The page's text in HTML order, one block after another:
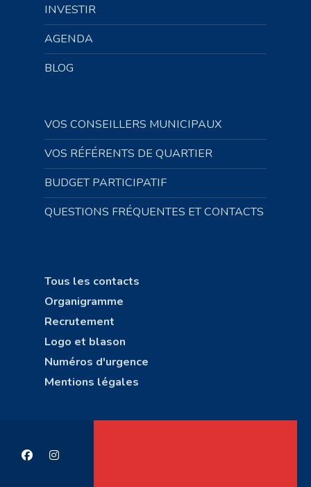
INVESTIR
AGENDA
BLOG
VOS CONSEILLERS MUNICIPAUX
VOS RÉFÉRENTS DE QUARTIER
BUDGET PARTICIPATIF
QUESTIONS FRÉQUENTES ET CONTACTS
Tous les contacts
Organigramme
Recrutement
Logo et blason
Numéros d'urgence
Mentions légales